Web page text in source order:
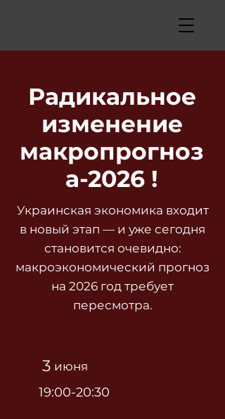
Радикальное
изменение
макропрогноз
а-2026 !
Украинская экономика входит
в новый этап — и уже сегодня
становится очевидно:
макроэкономический прогноз
на 2026 год требует
пересмотра.
3 июня
19:00-20:30